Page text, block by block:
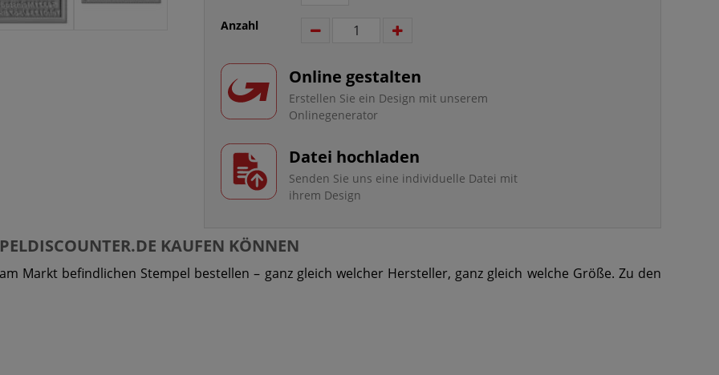
Anzahl
Online gestalten
Erstellen Sie ein Design mit unserem
Onlinegenerator
Datei hochladen
Senden Sie uns eine individuelle Datei mit
ihrem Design
KAUFEN KÖNNEN
Markt befindlichen Stempel bestellen – ganz gleich welcher Hersteller, ganz gleich welche Größe. Zu den